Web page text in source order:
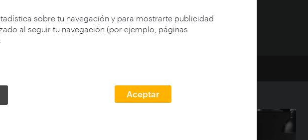
sobre tu navegación y para mostrarte publicidad
al seguir tu navegación (por ejemplo, páginas
Aceptar
Vittorio